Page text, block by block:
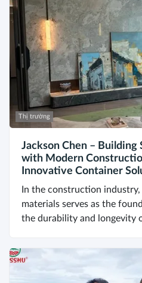
Thị trường
Jackson Chen – Building
with Modern
Innovative Container
In the construction
materials serves as the
the durability and longevity